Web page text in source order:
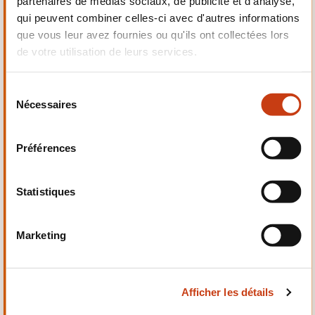
qui peuvent combiner celles-ci avec d'autres informations
que vous leur avez fournies ou qu'ils ont collectées lors
de votre utilisation de leurs services.
Nécessaires
Préférences
Statistiques
Marketing
Afficher les détails
Electrotechnique,
Automatismes